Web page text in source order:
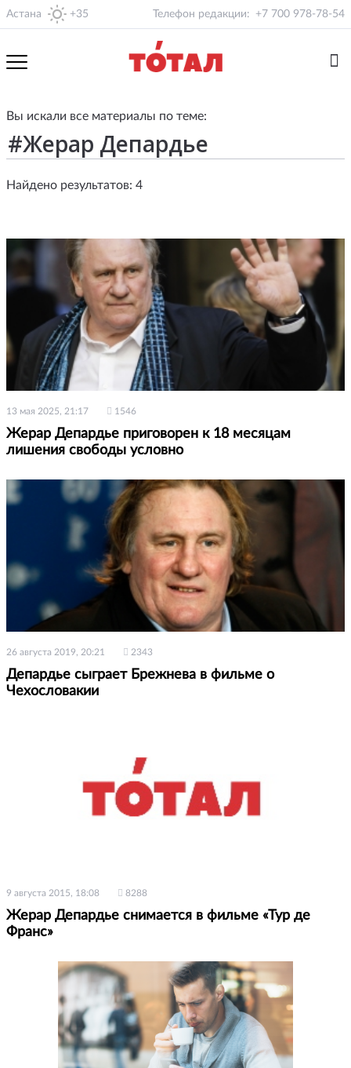
Астана +35 Телефон редакции: +7 700 978-78-54
Вы искали все материалы по теме:
Найдено результатов: 4
13 мая 2025, 21:17 1546
Жерар Депардье приговорен к 18 месяцам
лишения свободы условно
26 августа 2019, 20:21 2343
Депардье сыграет Брежнева в фильме о
Чехословакии
9 августа 2015, 18:08 8288
Жерар Депардье снимается в фильме «Тур де
Франс»